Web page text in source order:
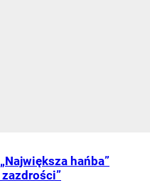
hańba”
zazdrości”